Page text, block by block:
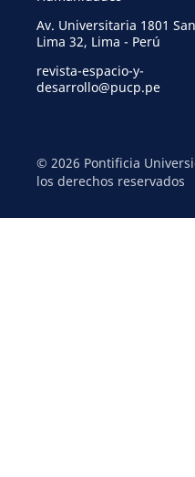
Av. Universitaria 1801
Lima 32, Lima - Perú
revista-espacio-y-
desarrollo@pucp.pe
© 2026 Pontificia
los derechos reservados